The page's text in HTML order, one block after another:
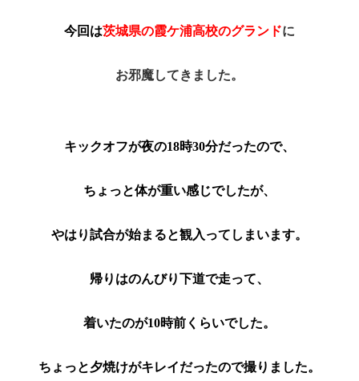
今回は茨城県の霞ケ浦高校のグランドに
お邪魔してきました。
キックオフが夜の18時30分だったので、
ちょっと体が重い感じでしたが、
やはり試合が始まると観入ってしまいます。
帰りはのんびり下道で走って、
着いたのが10時前くらいでした。
ちょっと夕焼けがキレイだったので撮りました。